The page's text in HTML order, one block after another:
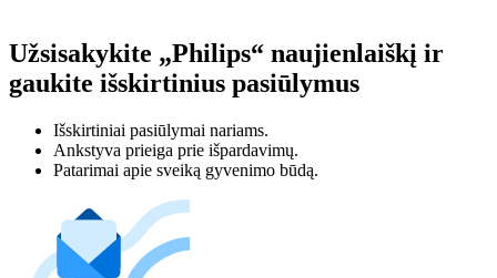
Užsisakykite „Philips“ naujienlaiškį ir
gaukite išskirtinius pasiūlymus
Išskirtiniai pasiūlymai nariams.
Ankstyva prieiga prie išpardavimų.
Patarimai apie sveiką gyvenimo būdą.